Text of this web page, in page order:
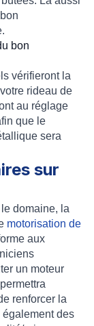
bon
vérifieront la
rideau de
au réglage
que le
sera
sur
domaine, la
motorisation de
aux
un moteur
renforcer la
des